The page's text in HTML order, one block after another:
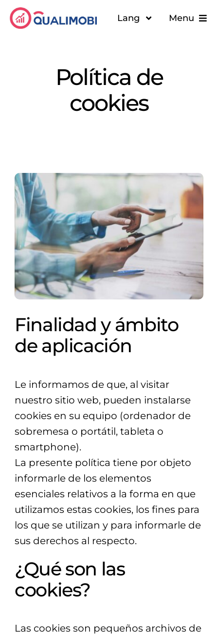
Skip
Menu
Quiénes somos
Recursos
Lang
Política de
cookies
Finalidad y ámbito
de aplicación
Le informamos de que, al visitar
nuestro sitio web, pueden instalarse
cookies en su equipo (ordenador de
sobremesa o portátil, tableta o
smartphone).
La presente política tiene por objeto
informarle de los elementos
esenciales relativos a la forma en que
utilizamos estas cookies, los fines para
los que se utilizan y para informarle de
sus derechos al respecto.
¿Qué son las
cookies?
Las cookies son pequeños archivos de